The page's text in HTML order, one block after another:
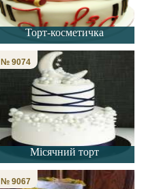
Торт-косметичка
Місячний торт
№ 9074
№ 9067